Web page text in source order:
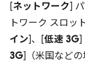
[ネットワーク]
トワーク スロッ
イン]、[低速 3G]
3G]（米国など